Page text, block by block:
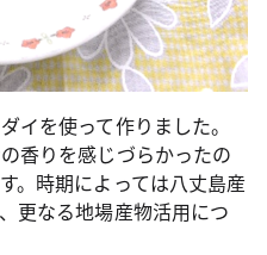
イを使って作りました。
香りを感じづらかったの
。時期によっては八丈島産
更なる地場産物活用につ